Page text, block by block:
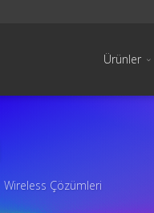
Ürünler
Wireless Çözümleri